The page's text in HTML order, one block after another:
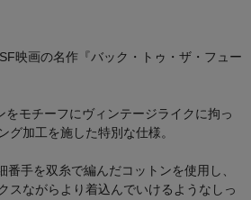
映画の名作『バック・トゥ・ザ・フュー
をモチーフにヴィンテージライクに拘っ
グ加工を施した特別な仕様。
番手を双糸で編んだコットンを使用し、
スながらより着込んでいけるようなしっ